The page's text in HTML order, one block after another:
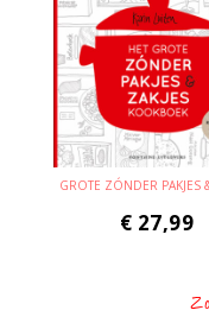
GROTE ZÓNDER PAKJES
€ 27,99